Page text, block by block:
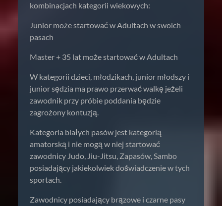
kombinacjach kategorii wiekowych:
Junior może startować w Adultach w swoich
pasach
Master + 35 lat może startować w Adultach
W kategorii dzieci, młodzikach, junior młodszy i
junior sędzia ma prawo przerwać walkę jeżeli
zawodnik przy próbie poddania będzie
zagrożony kontuzją.
Kategoria białych pasów jest kategorią
amatorską i nie mogą w niej startować
zawodnicy Judo, Jiu-Jitsu, Zapasów, Sambo
posiadający jakiekolwiek doświadczenie w tych
sportach.
Zawodnicy posiadający brązowe i czarne pasy